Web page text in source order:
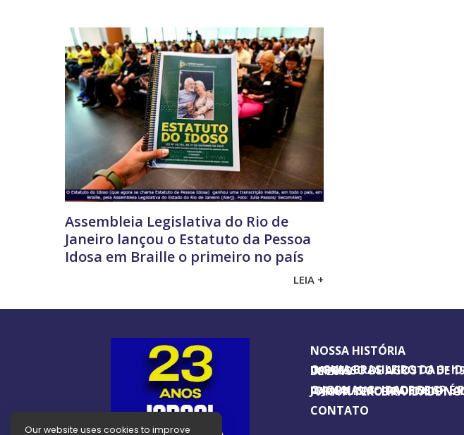
Assembleia Legislativa do Rio de
Janeiro lançou o Estatuto da Pessoa
Idosa em Braille o primeiro no país
LEIA +
NOSSA HISTÓRIA
O GUIA BRASILEIRO DA 3ª IDADE FOI IMPRESSO DE AGOSTO DE 1995 A AGOSTO DE 2010
O JORNAL 3ª IDADE DE SP É PIONEIRO NO JORNALISMO PROFISSIONAL VOLTADO PARA A
CONTATO
Our website uses cookies to improve